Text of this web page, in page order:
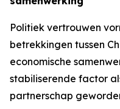
Politiek vertrouwen
betrekkingen tussen
economische
stabiliserende factor
partnerschap